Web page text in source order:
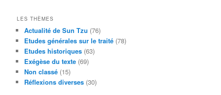
LES THÈMES
Actualité de Sun Tzu (76)
Etudes générales sur le traité (78)
Etudes historiques (63)
Exégèse du texte (69)
Non classé (15)
Réflexions diverses (30)